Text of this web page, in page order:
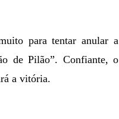
para tentar anular a
de Pilão”. Confiante, o
a vitória.